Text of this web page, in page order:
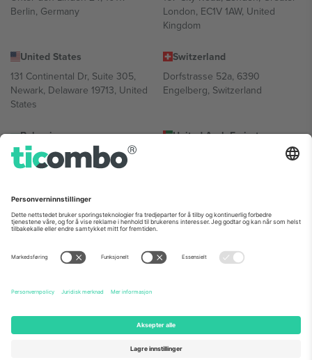
Berlin, Germany
London, EC1V 1AW, United
Kingdom
United States
131 Continental Dr, Suite 305,
Newark, Delaware 19713, United
States
Switzerland
Dorfstrasse 52a, 6390
Engelberg, Switzerland
Bulgaria
Regus Sofia City West, bul
Totleben 53-55, 1606 Sofia,
United Arab Emirates
UAE Dubai Silicon Oasis, DDP
Mexico
Av Chapultepec 360, Roma
Norte, Cuauhtémoc, 06700
Ciudad de México, CDMX,
sted, begivenhet og/eller domene. For detaljer, sjekk spesifikke
arrangementsside, forlag og vilkår.,Firmainformasjon
2026 Ticombo. Alle rettigheter reservert.